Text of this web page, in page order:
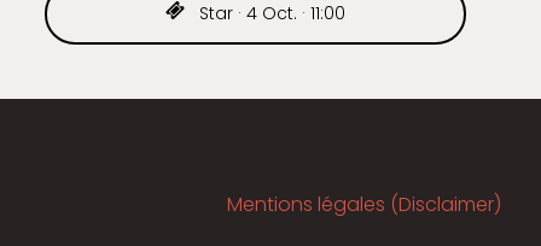
Star · 4 Oct. · 11:00
Mentions légales (Disclaimer)